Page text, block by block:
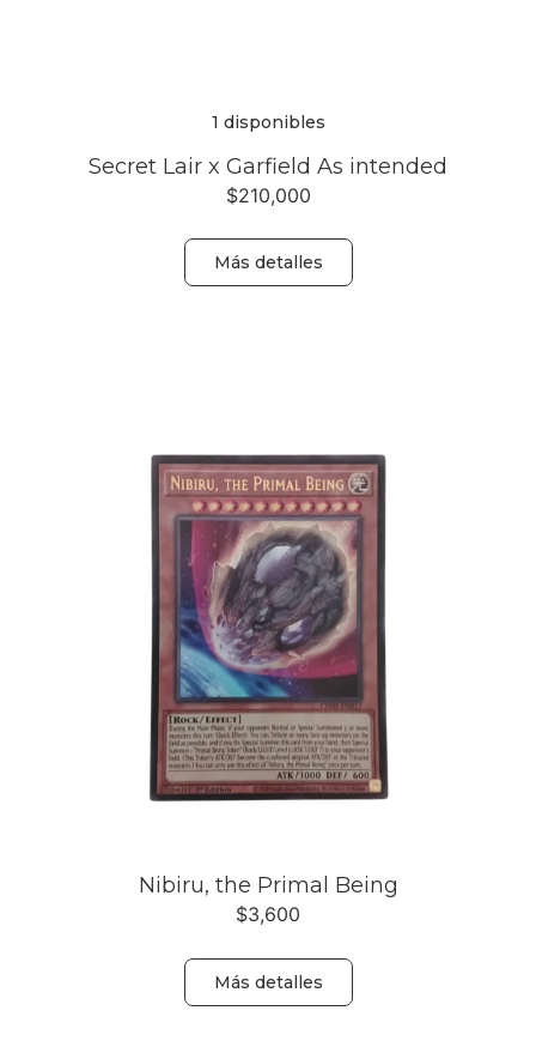
1 disponibles
Secret Lair x Garfield As intended
$210,000
Más detalles
Nibiru, the Primal Being
$3,600
Más detalles